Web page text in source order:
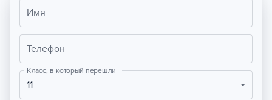
Имя
Телефон
Класс, в который перешли
11